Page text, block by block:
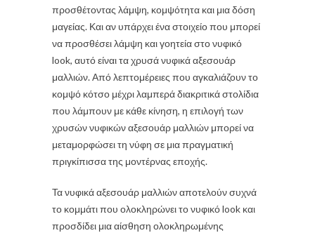
προσθέτοντας λάμψη, κομψότητα και μια δόση
μαγείας. Και αν υπάρχει ένα στοιχείο που μπορεί
να προσθέσει λάμψη και γοητεία στο νυφικό
look, αυτό είναι τα χρυσά νυφικά αξεσουάρ
μαλλιών. Από λεπτομέρειες που αγκαλιάζουν το
κομψό κότσο μέχρι λαμπερά διακριτικά στολίδια
που λάμπουν με κάθε κίνηση, η επιλογή των
χρυσών νυφικών αξεσουάρ μαλλιών μπορεί να
μεταμορφώσει τη νύφη σε μια πραγματική
πριγκίπισσα της μοντέρνας εποχής.
Τα νυφικά αξεσουάρ μαλλιών αποτελούν συχνά
το κομμάτι που ολοκληρώνει το νυφικό look και
προσδίδει μια αίσθηση ολοκληρωμένης